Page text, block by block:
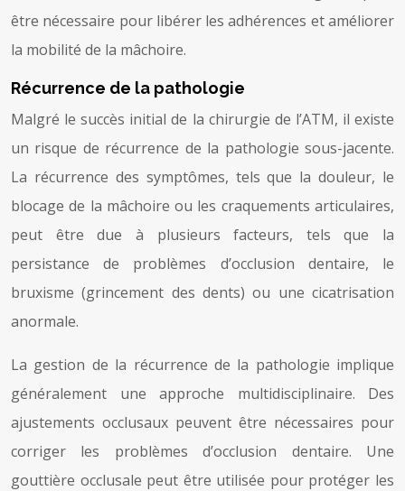
être nécessaire pour libérer les adhérences et améliorer
la mobilité de la mâchoire.
Récurrence de la pathologie
Malgré le succès initial de la chirurgie de l’ATM, il existe
un risque de récurrence de la pathologie sous-jacente.
La récurrence des symptômes, tels que la douleur, le
blocage de la mâchoire ou les craquements articulaires,
peut être due à plusieurs facteurs, tels que la
persistance de problèmes d’occlusion dentaire, le
bruxisme (grincement des dents) ou une cicatrisation
anormale.
La gestion de la récurrence de la pathologie implique
généralement une approche multidisciplinaire. Des
ajustements occlusaux peuvent être nécessaires pour
corriger les problèmes d’occlusion dentaire. Une
gouttière occlusale peut être utilisée pour protéger les